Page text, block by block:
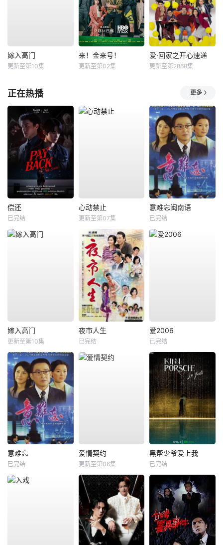
嫁入高门
更新至第10集
来！金来号！
更新至第02集
爱·回家之开心速递
更新至第2868集
正在热播 更多
偿还
已完结
心动禁止
更新至第07集
意难忘闽南语
已完结
嫁入高门
更新至第10集
夜市人生
已完结
爱2006
已完结
意难忘
已完结
爱情契约
更新至第06集
黑帮少爷爱上我
已完结